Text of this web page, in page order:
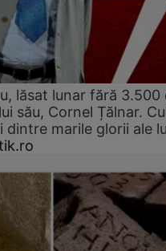
lăsat lunar fără 3.500
său, Cornel Țălnar.
dintre marile glorii ale